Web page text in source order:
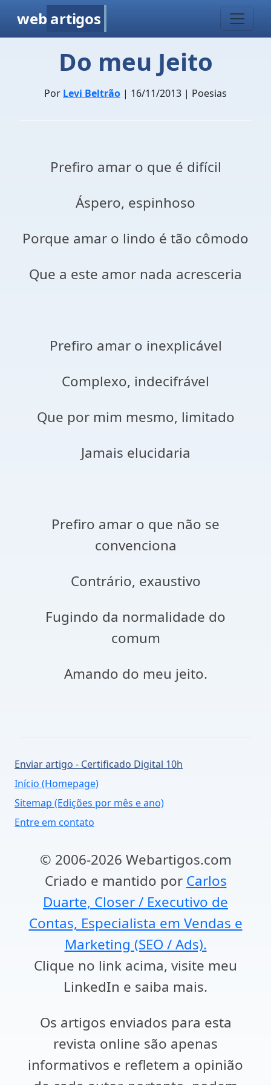
web artigos
Do meu Jeito
Por Levi Beltrão | 16/11/2013 | Poesias
Prefiro amar o que é difícil
Áspero, espinhoso
Porque amar o lindo é tão cômodo
Que a este amor nada acresceria
Prefiro amar o inexplicável
Complexo, indecifrável
Que por mim mesmo, limitado
Jamais elucidaria
Prefiro amar o que não se
convenciona
Contrário, exaustivo
Fugindo da normalidade do
comum
Amando do meu jeito.
Enviar artigo - Certificado Digital 10h
Início (Homepage)
Sitemap (Edições por mês e ano)
Entre em contato
© 2006-2026 Webartigos.com
Criado e mantido por Carlos
Duarte, Closer / Executivo de
Contas, Especialista em Vendas e
Marketing (SEO / Ads).
Clique no link acima, visite meu
LinkedIn e saiba mais.
Os artigos enviados para esta
revista online são apenas
informativos e refletem a opinião